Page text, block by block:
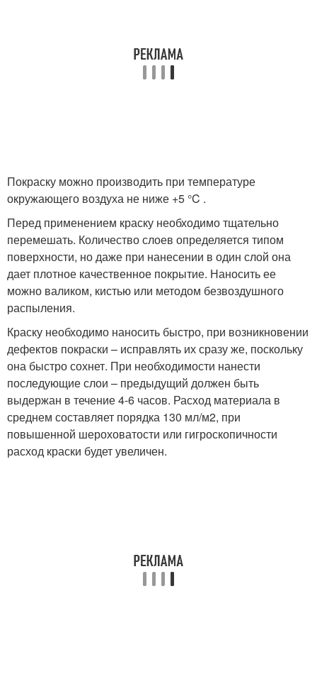
Покраску можно производить при температуре
окружающего воздуха не ниже +5 °C .
Перед применением краску необходимо тщательно
перемешать. Количество слоев определяется типом
поверхности, но даже при нанесении в один слой она
дает плотное качественное покрытие. Наносить ее
можно валиком, кистью или методом безвоздушного
распыления.
Краску необходимо наносить быстро, при возникновении
дефектов покраски – исправлять их сразу же, поскольку
она быстро сохнет. При необходимости нанести
последующие слои – предыдущий должен быть
выдержан в течение 4-6 часов. Расход материала в
среднем составляет порядка 130 мл/м2, при
повышенной шероховатости или гигроскопичности
расход краски будет увеличен.